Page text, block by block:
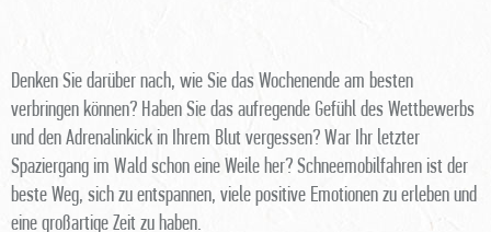
Denken Sie darüber nach, wie Sie das Wochenende am besten
verbringen können? Haben Sie das aufregende Gefühl des Wettbewerbs
und den Adrenalinkick in Ihrem Blut vergessen? War Ihr letzter
Spaziergang im Wald schon eine Weile her? Schneemobilfahren ist der
beste Weg, sich zu entspannen, viele positive Emotionen zu erleben und
eine großartige Zeit zu haben.